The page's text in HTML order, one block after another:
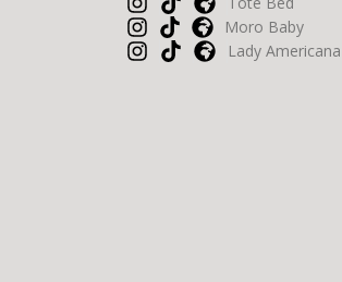
Moro Baby
Lady Americana